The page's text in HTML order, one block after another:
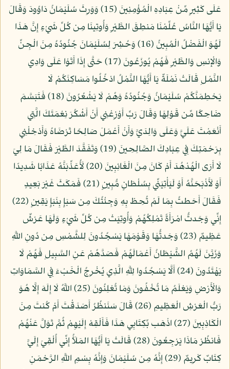
عَلَى كَثِيرٍ مِّنْ عِبَادِهِ الْمُؤْمِنِينَ (15) وَوَرِثَ سُلَيْمَانُ دَاوُودَ وَقَالَ
يَا أَيُّهَا النَّاسُ عُلِّمْنَا مَنطِقَ الطَّيْرِ وَأُوتِينَا مِن كُلِّ شَيْءٍ إِنَّ هَذَا
لَهُوَ الْفَضْلُ الْمُبِينُ (16) وَحُشِرَ لِسُلَيْمَانَ جُنُودُهُ مِنَ الْجِنِّ
وَالْإِنسِ وَالطَّيْرِ فَهُمْ يُوزَعُونَ (17) حَتَّى إِذَا أَتَوْا عَلَى وَادِي
النَّمْلِ قَالَتْ نَمْلَةٌ يَا أَيُّهَا النَّمْلُ ادْخُلُوا مَسَاكِنَكُمْ لَا
يَحْطِمَنَّكُمْ سُلَيْمَانُ وَجُنُودُهُ وَهُمْ لَا يَشْعُرُونَ (18) فَتَبَسَّمَ
ضَاحِكًا مِّن قَوْلِهَا وَقَالَ رَبِّ أَوْزِعْنِي أَنْ أَشْكُرَ نِعْمَتَكَ الَّتِي
أَنْعَمْتَ عَلَيَّ وَعَلَى وَالِدَيَّ وَأَنْ أَعْمَلَ صَالِحًا تَرْضَاهُ وَأَدْخِلْنِي
بِرَحْمَتِكَ فِي عِبَادِكَ الصَّالِحِينَ (19) وَتَفَقَّدَ الطَّيْرَ فَقَالَ مَا لِيَ
لَا أَرَى الْهُدْهُدَ أَمْ كَانَ مِنَ الْغَائِبِينَ (20) لَأُعَذِّبَنَّهُ عَذَابًا شَدِيدًا
أَوْ لَأَذْبَحَنَّهُ أَوْ لَيَأْتِيَنِّي بِسُلْطَانٍ مُّبِينٍ (21) فَمَكَثَ غَيْرَ بَعِيدٍ
فَقَالَ أَحَطتُ بِمَا لَمْ تُحِطْ بِهِ وَجِئْتُكَ مِن سَبَإٍ بِنَبَإٍ يَقِينٍ (22)
إِنِّي وَجَدتُّ امْرَأَةً تَمْلِكُهُمْ وَأُوتِيَتْ مِن كُلِّ شَيْءٍ وَلَهَا عَرْشٌ
عَظِيمٌ (23) وَجَدتُّهَا وَقَوْمَهَا يَسْجُدُونَ لِلشَّمْسِ مِن دُونِ اللَّهِ
وَزَيَّنَ لَهُمُ الشَّيْطَانُ أَعْمَالَهُمْ فَصَدَّهُمْ عَنِ السَّبِيلِ فَهُمْ لَا
يَهْتَدُونَ (24) أَلَّا يَسْجُدُوا لِلَّهِ الَّذِي يُخْرِجُ الْخَبْءَ فِي السَّمَاوَاتِ
وَالْأَرْضِ وَيَعْلَمُ مَا تُخْفُونَ وَمَا تُعْلِنُونَ (25) اللَّهُ لَا إِلَهَ إِلَّا هُوَ
رَبُّ الْعَرْشِ الْعَظِيمِ (26) قَالَ سَنَنظُرُ أَصَدَقْتَ أَمْ كُنتَ مِنَ
الْكَاذِبِينَ (27) اذْهَب بِّكِتَابِي هَذَا فَأَلْقِهْ إِلَيْهِمْ ثُمَّ تَوَلَّ عَنْهُمْ
فَانظُرْ مَاذَا يَرْجِعُونَ (28) قَالَتْ يَا أَيُّهَا المَلَأُ إِنِّي أُلْقِيَ إِلَيَّ
كِتَابٌ كَرِيمٌ (29) إِنَّهُ مِن سُلَيْمَانَ وَإِنَّهُ بِسْمِ اللَّهِ الرَّحْمَنِ